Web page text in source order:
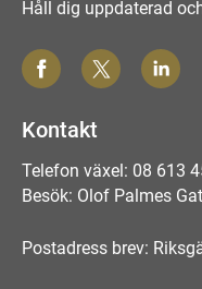
Håll dig uppdaterad
Kontakt
Telefon växel: 08 613
Besök: Olof Palmes
Postadress brev: